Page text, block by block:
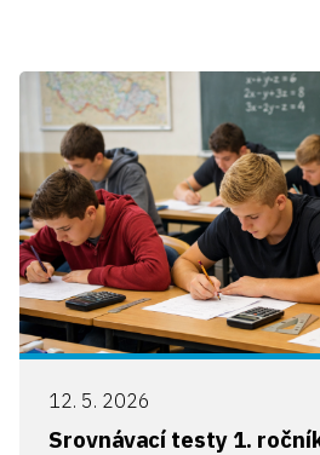
12. 5. 2026
Srovnávací testy 1.